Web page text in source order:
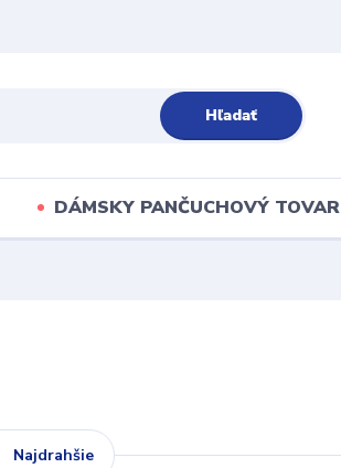
Hľadať
DÁMSKY PANČUCHOVÝ TOVAR
Najdrahšie